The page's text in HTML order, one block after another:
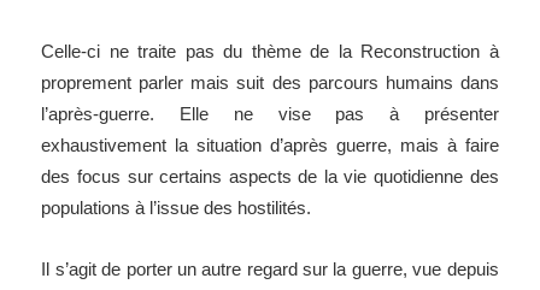
Celle-ci ne traite pas du thème de la Reconstruction à
proprement parler mais suit des parcours humains dans
l’après-guerre. Elle ne vise pas à présenter
exhaustivement la situation d’après guerre, mais à faire
des focus sur certains aspects de la vie quotidienne des
populations à l’issue des hostilités.
Il s’agit de porter un autre regard sur la guerre, vue depuis